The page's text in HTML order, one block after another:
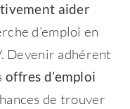
aider
d’emploi en
Devenir adhérent
offres d’emploi
de trouver